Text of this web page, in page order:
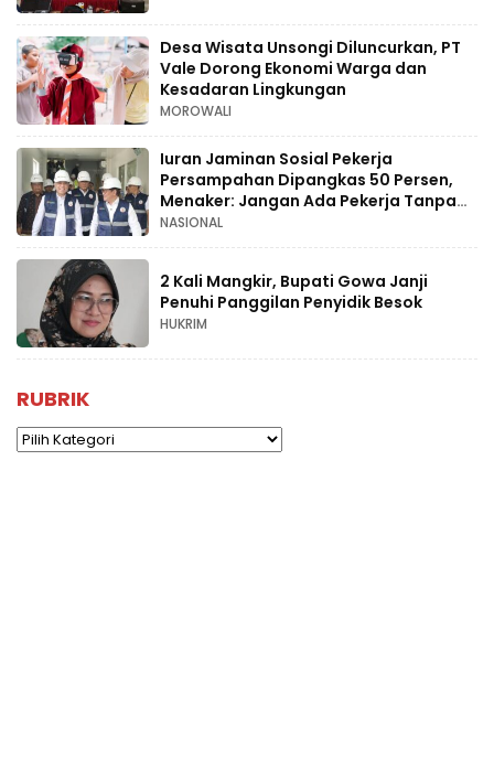
Desa Wisata Unsongi Diluncurkan, PT
Vale Dorong Ekonomi Warga dan
Kesadaran Lingkungan
MOROWALI
Iuran Jaminan Sosial Pekerja
Persampahan Dipangkas 50 Persen,
Menaker: Jangan Ada Pekerja Tanpa
Perlindungan
NASIONAL
2 Kali Mangkir, Bupati Gowa Janji
Penuhi Panggilan Penyidik Besok
HUKRIM
RUBRIK
Rubrik